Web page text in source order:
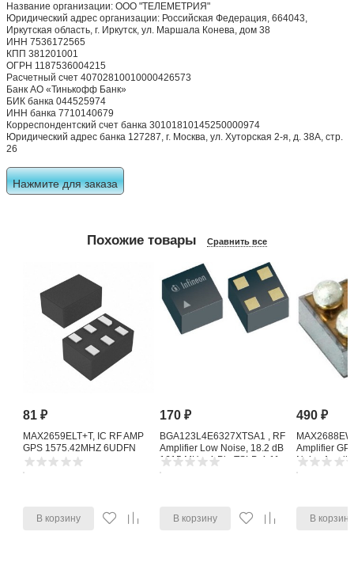
Название организации: ООО "ТЕЛЕМЕТРИЯ"
Юридический адрес организации: Российская Федерация, 664043,
Иркутская область, г. Иркутск, ул. Маршала Конева, дом 38
ИНН 7536172565
КПП 381201001
ОГРН 1187536004215
Расчетный счет 40702810010000426573
Банк АО «Тинькофф Банк»
БИК банка 044525974
ИНН банка 7710140679
Корреспондентский счет банка 30101810145250000974
Юридический адрес банка 127287, г. Москва, ул. Хуторская 2-я, д. 38А, стр.
26
Нажмите для заказа
Похожие товары Сравнить все
81₽
MAX2659ELT+T, IC RF AMP
GPS 1575.42MHZ 6UDFN
В корзину
170₽
BGA123L4E6327XTSA1 , RF
Amplifier Low Noise, 18.2 dB
1615 MHz, 4-Pin TSLP-4-11
В корзину
490₽
Amplifier
Noise
В корзину